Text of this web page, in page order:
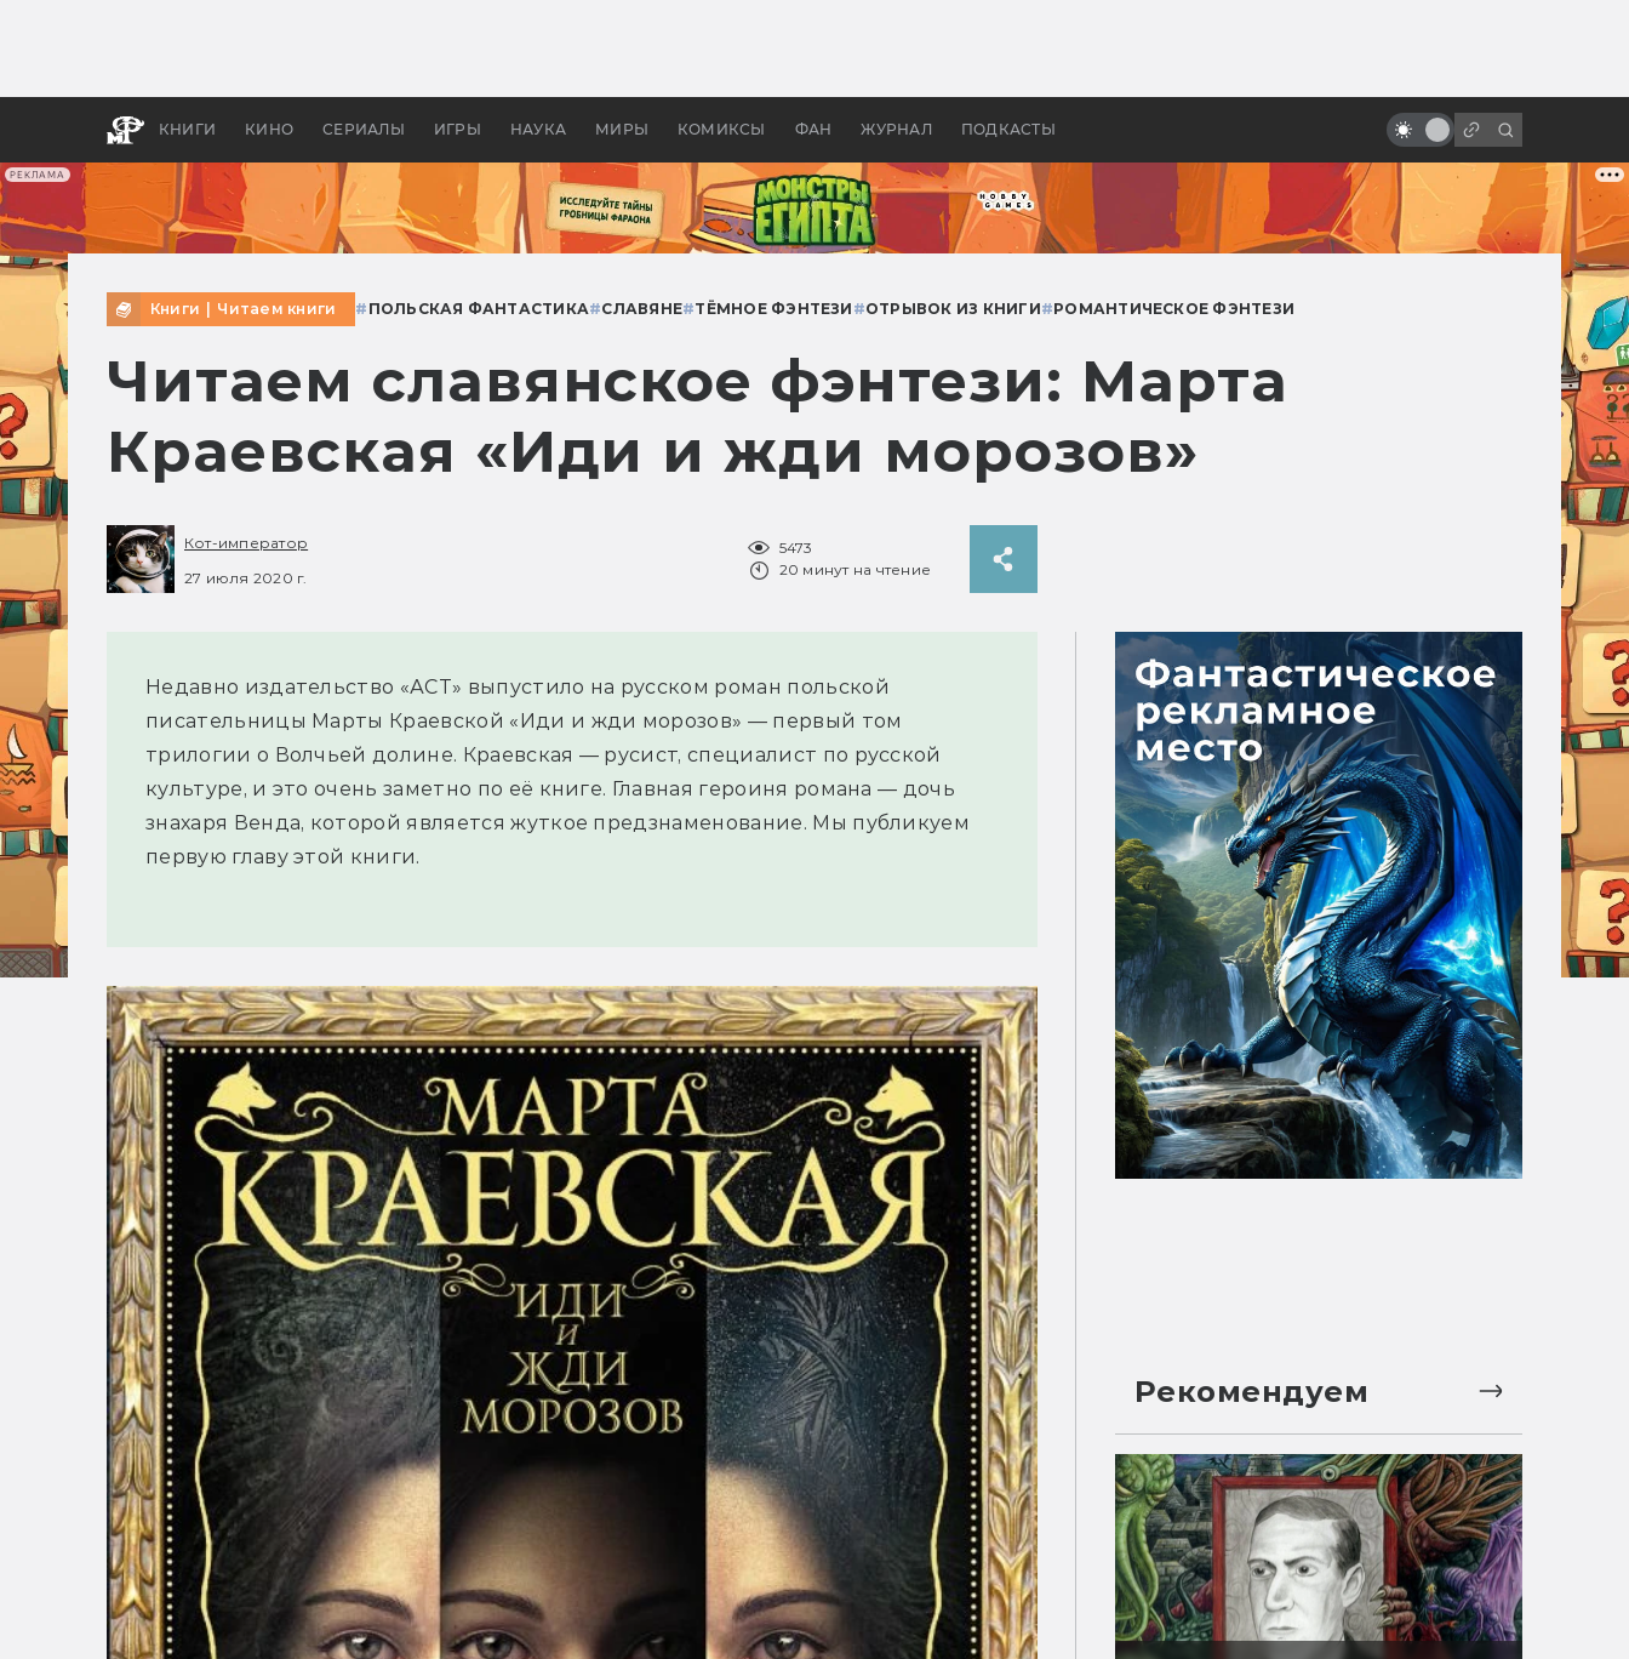
РЕКЛАМА
КНИГИ КИНО СЕРИАЛЫ ИГРЫ НАУКА МИРЫ КОМИКСЫ ФАН ЖУРНАЛ ПОДКАСТЫ
апокалипсис, в России —
бы «Властелина колец»
фильм
Книги Читаем книги # ПОЛЬСКАЯ ФАНТАСТИКА#СЛАВЯНЕ#ТЁМНОЕ ФЭНТЕЗИ #ОТРЫВОК ИЗ КНИГИ#РОМАНТИЧЕСКОЕ ФЭНТЕЗИ
Читаем славянское фэнтези: Марта
Краевская «Иди и жди морозов»
Кот-император
27 июля 2020 г.
5473
20 минут на чтение
Недавно издательство «АСТ» выпустило на русском роман польской
писательницы Марты Краевской «Иди и жди морозов» — первый том
трилогии о Волчьей долине. Краевская — русист, специалист по русской
культуре, и это очень заметно по её книге. Главная героиня романа — дочь
знахаря Венда, которой является жуткое предзнаменование. Мы публикуем
первую главу этой книги.
Рекомендуем